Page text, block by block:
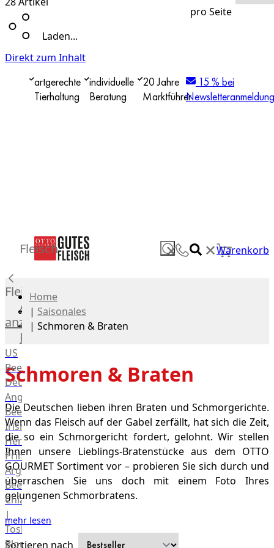
Laden...
Direkt zum Inhalt
artgerechte
Tierhaltung
individuelle
Beratung
20 Jahre
Marktführer
15 % bei
Newsletteranmeldung
✕ ✕Warenkorb
Fleisch
Fleisch
Alle
anzeigen
Rind
US
Beef
Deutsches
Angus
Beef
Irish
Hereford
Prime
Argentina
Beef
Chianina
|
Toskana
Blonda
Home
| Saisonales
| Schmoren & Braten
Schmoren & Braten
Die Deutschen lieben ihren Braten und Schmorgerichte.
Wenn das Fleisch auf der Gabel zerfällt, hat sich die Zeit,
die so ein Schmorgericht fordert, gelohnt. Wir stellen
Ihnen unsere Lieblings-Bratenstücke aus dem OTTO
GOURMET Sortiment vor – probieren Sie sich durch und
überraschen Sie uns doch mit einem Foto Ihres
gelungenen Schmorbratens.
mehr lesen
Sortieren nach
pro Seite